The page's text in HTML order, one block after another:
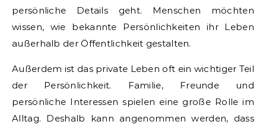
persönliche Details geht. Menschen möchten
wissen, wie bekannte Persönlichkeiten ihr Leben
außerhalb der Öffentlichkeit gestalten.
Außerdem ist das private Leben oft ein wichtiger Teil
der Persönlichkeit. Familie, Freunde und
persönliche Interessen spielen eine große Rolle im
Alltag. Deshalb kann angenommen werden, dass